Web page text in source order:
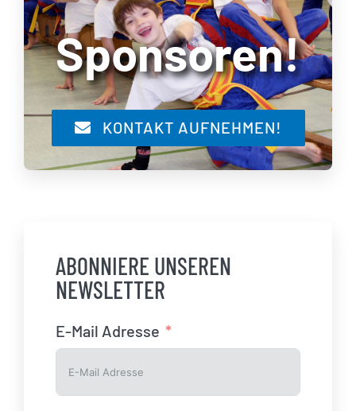
Sponsoren!
KONTAKT AUFNEHMEN!
ABONNIERE UNSEREN
NEWSLETTER
E-Mail Adresse